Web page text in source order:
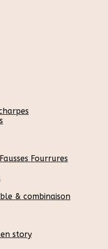
Fourrures
& combinaison
story